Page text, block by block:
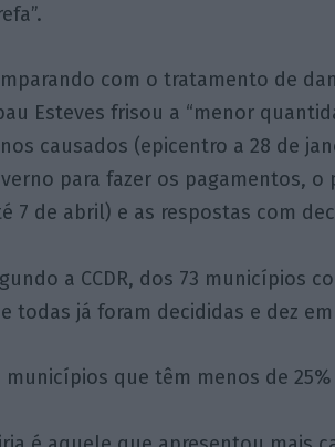
com o tratamento de
Esteves frisou a “menor
causados (epicentro a 28 de
para fazer os pagamentos,
7 de abril) e as respostas com
a CCDR, dos 73 municípios
todas já foram decididas e dez
municípios que têm menos de